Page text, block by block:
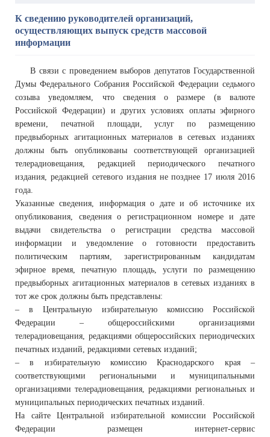
К сведению руководителей организаций,
осуществляющих выпуск средств массовой
информации
В связи с проведением выборов депутатов Государственной
Думы Федерального Собрания Российской Федерации седьмого
созыва уведомляем, что сведения о размере (в валюте
Российской Федерации) и других условиях оплаты эфирного
времени, печатной площади, услуг по размещению
предвыборных агитационных материалов в сетевых изданиях
должны быть опубликованы соответствующей организацией
телерадиовещания, редакцией периодического печатного
издания, редакцией сетевого издания не позднее 17 июля 2016
года.
Указанные сведения, информация о дате и об источнике их
опубликования, сведения о регистрационном номере и дате
выдачи свидетельства о регистрации средства массовой
информации и уведомление о готовности предоставить
политическим партиям, зарегистрированным кандидатам
эфирное время, печатную площадь, услуги по размещению
предвыборных агитационных материалов в сетевых изданиях в
тот же срок должны быть представлены:
– в Центральную избирательную комиссию Российской
Федерации – общероссийскими организациями
телерадиовещания, редакциями общероссийских периодических
печатных изданий, редакциями сетевых изданий;
– в избирательную комиссию Краснодарского края –
соответствующими региональными и муниципальными
организациями телерадиовещания, редакциями региональных и
муниципальных периодических печатных изданий.
На сайте Центральной избирательной комиссии Российской
Федерации размещен интернет-сервис